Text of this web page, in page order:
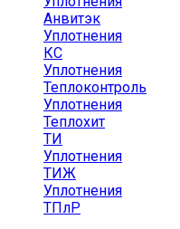
Анвитэк
Уплотнения
КС
Уплотнения
Теплоконтроль
Уплотнения
Теплохит
ТИ
Уплотнения
ТИЖ
Уплотнения
ТПлР